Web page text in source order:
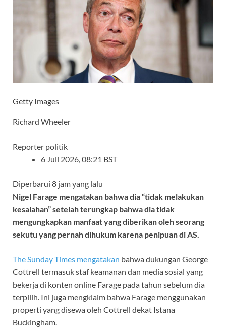
Getty Images
Richard Wheeler
Reporter politik
6 Juli 2026, 08:21 BST
Diperbarui 8 jam yang lalu
Nigel Farage mengatakan bahwa dia “tidak melakukan
kesalahan” setelah terungkap bahwa dia tidak
mengungkapkan manfaat yang diberikan oleh seorang
sekutu yang pernah dihukum karena penipuan di AS.
The Sunday Times mengatakan bahwa dukungan George
Cottrell termasuk staf keamanan dan media sosial yang
bekerja di konten online Farage pada tahun sebelum dia
terpilih. Ini juga mengklaim bahwa Farage menggunakan
properti yang disewa oleh Cottrell dekat Istana
Buckingham.